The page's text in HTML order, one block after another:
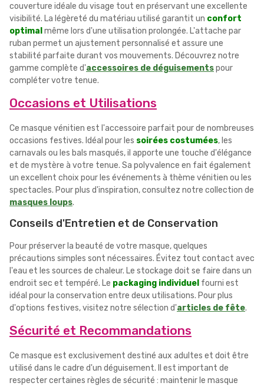
couverture idéale du visage tout en préservant une excellente
visibilité. La légèreté du matériau utilisé garantit un confort
optimal même lors d'une utilisation prolongée. L'attache par
ruban permet un ajustement personnalisé et assure une
stabilité parfaite durant vos mouvements. Découvrez notre
gamme complète d'accessoires de déguisementspour
compléter votre tenue.
Occasions et Utilisations
Ce masque vénitien est l'accessoire parfait pour de nombreuses
occasions festives. Idéal pour les soirées costumées, les
carnavals ou les bals masqués, il apporte une touche d'élégance
et de mystère à votre tenue. Sa polyvalence en fait également
un excellent choix pour les événements à thème vénitien ou les
spectacles. Pour plus d'inspiration, consultez notre collection de
masques loups.
Conseils d'Entretien et de Conservation
Pour préserver la beauté de votre masque, quelques
précautions simples sont nécessaires. Évitez tout contact avec
l'eau et les sources de chaleur. Le stockage doit se faire dans un
endroit sec et tempéré. Le packaging individuel fourni est
idéal pour la conservation entre deux utilisations. Pour plus
d'options festives, visitez notre sélection d'articles de fête.
Sécurité et Recommandations
Ce masque est exclusivement destiné aux adultes et doit être
utilisé dans le cadre d'un déguisement. Il est important de
respecter certaines règles de sécurité : maintenir le masque